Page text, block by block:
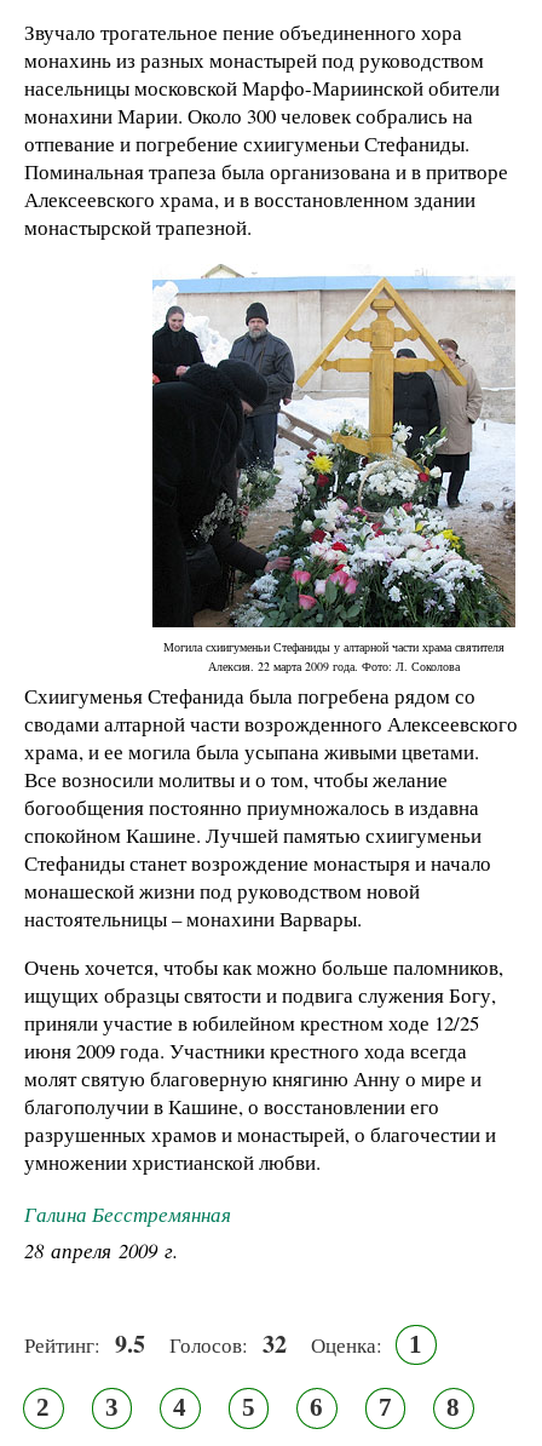
Звучало трогательное пение объединенного хора
монахинь из разных монастырей под руководством
насельницы московской Марфо-Мариинской обители
монахини Марии. Около 300 человек собрались на
отпевание и погребение схиигуменьи Стефаниды.
Поминальная трапеза была организована и в притворе
Алексеевского храма, и в восстановленном здании
монастырской трапезной.
Могила схиигуменьи Стефаниды у алтарной части храма святителя
Алексия. 22 марта 2009 года. Фото: Л. Соколова
Схиигуменья Стефанида была погребена рядом со
сводами алтарной части возрожденного Алексеевского
храма, и ее могила была усыпана живыми цветами.
Все возносили молитвы и о том, чтобы желание
богообщения постоянно приумножалось в издавна
спокойном Кашине. Лучшей памятью схиигуменьи
Стефаниды станет возрождение монастыря и начало
монашеской жизни под руководством новой
настоятельницы – монахини Варвары.
Очень хочется, чтобы как можно больше паломников,
ищущих образцы святости и подвига служения Богу,
приняли участие в юбилейном крестном ходе 12/25
июня 2009 года. Участники крестного хода всегда
молят святую благоверную княгиню Анну о мире и
благополучии в Кашине, о восстановлении его
разрушенных храмов и монастырей, о благочестии и
умножении христианской любви.
Галина Бесстремянная
28 апреля 2009 г.
Рейтинг: 9.5 Голосов: 32 Оценка: 1
2 3 4 5 6 7 8